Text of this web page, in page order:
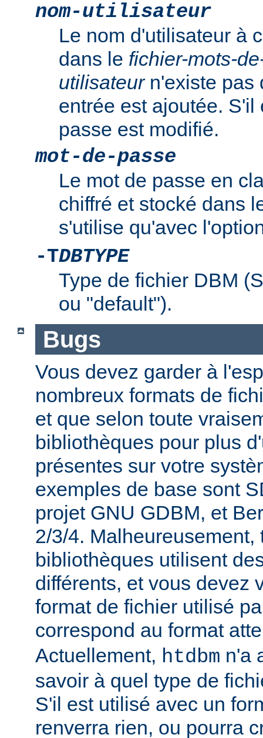
nom-utilisateur
Le nom d'utilisateur à
dans le fichier-mots-
utilisateurn'existe pas
entrée est ajoutée. S'il
passe est modifié.
mot-de-passe
Le mot de passe en
chiffré et stocké dans
s'utilise qu'avec
-TDBTYPE
Type de fichier DBM
ou "default").
Bugs
Vous devez garder à
nombreux formats de
et que selon toute
bibliothèques pour plus
présentes sur votre
exemples de base sont
projet GNU GDBM, et
2/3/4. Malheureusement,
bibliothèques utilisent
différents, et vous devez
format de fichier utilisé
correspond au format
Actuellement, htdbm n'a
savoir à quel type de
S'il est utilisé avec un
renverra rien, ou pourra